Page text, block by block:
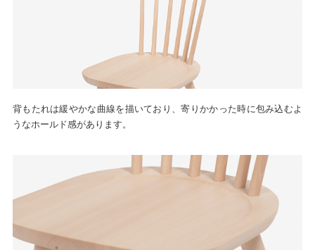
背もたれは緩やかな曲線を描いており、寄りかかった時に包み込むよ
うなホールド感があります。